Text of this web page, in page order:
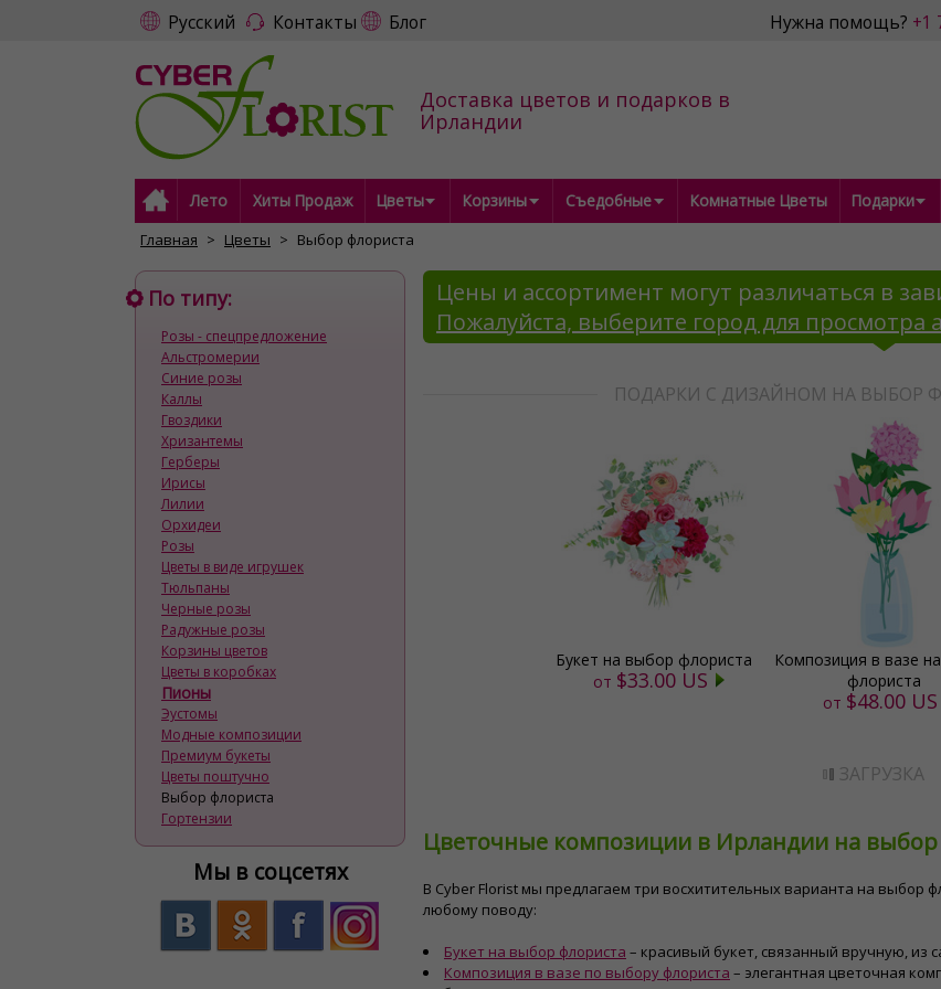
Русский Контакты Блог Нужна помощь? +1
Доставка цветов и подарков в
Ирландии
Лето Хиты Продаж Цветы Корзины Съедобные Комнатные Цветы Подарки
Главная Цветы Выбор флориста
По типу:
Розы - спецпредложение
Альстромерии
Синие розы
Каллы
Гвоздики
Хризантемы
Герберы
Ирисы
Лилии
Орхидеи
Розы
Цветы в виде игрушек
Тюльпаны
Черные розы
Радужные розы
Корзины цветов
Цветы в коробках
Пионы
Эустомы
Модные композиции
Премиум букеты
Цветы поштучно
Выбор флориста
Гортензии
Мы в соцсетях
Цены и ассортимент могут различаться в
Пожалуйста, выберите город для просмотра
ПОДАРКИ С ДИЗАЙНОМ НА ВЫБОР
Букет на выбор флориста
от $33.00 US
Композиция в вазе
флориста
от $48.00 US
ЗАГРУЗКА
Цветочные композиции в Ирландии на выбор
В Cyber ​​Florist мы предлагаем три восхитительных варианта на выбор
любому поводу:
Букет на выбор флориста – красивый букет, связанный вручную, из
Композиция в вазе по выбору флориста – элегантная цветочная